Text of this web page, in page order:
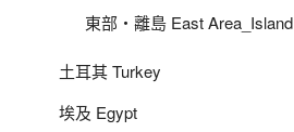
東部‧離島 East Area_Island
土耳其 Turkey
埃及 Egypt